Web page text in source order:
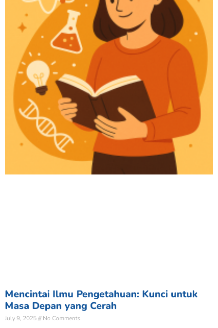
Mencintai Ilmu Pengetahuan: Kunci untuk
Masa Depan yang Cerah
July 9, 2025 No Comments